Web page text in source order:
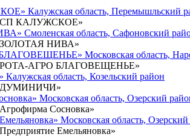
Калужская область, Перемышльский
Смоленская область, Сафоновский
Московская область,
Калужская область, Козельский район
Московская область, Озерский
Московская область,